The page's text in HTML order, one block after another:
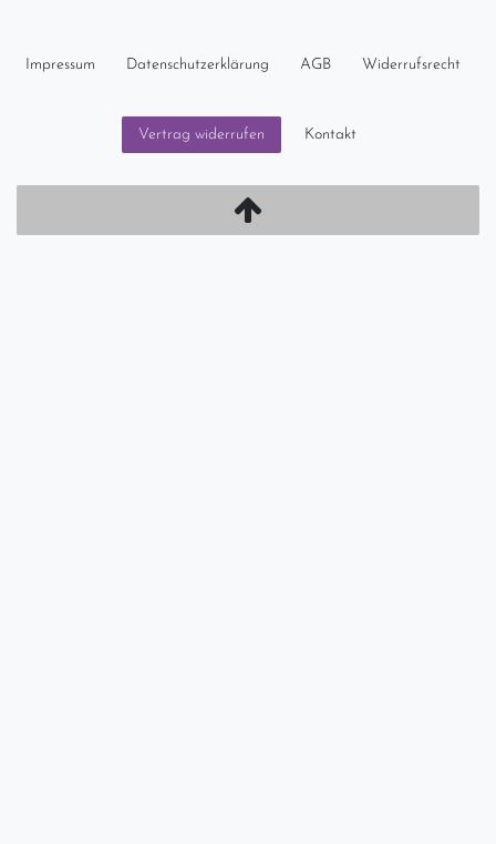
Impressum Daten­schutz­erklärung AGB Widerrufs­recht
Vertrag widerrufen Kontakt